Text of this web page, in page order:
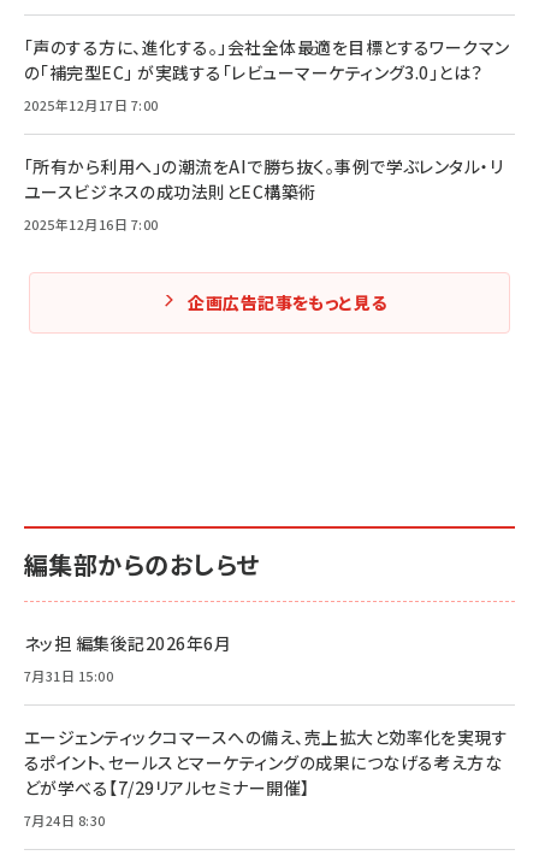
「声のする方に、進化する。」会社全体最適を目標とするワークマン
の「補完型EC」 が実践する「レビューマーケティング3.0」とは？
2025年12月17日 7:00
「所有から利用へ」の潮流をAIで勝ち抜く。事例で学ぶレンタル・リ
ユースビジネスの成功法則とEC構築術
2025年12月16日 7:00
企画広告記事をもっと見る
編集部からのおしらせ
ネッ担 編集後記2026年6月
7月31日 15:00
エージェンティックコマースへの備え、売上拡大と効率化を実現す
るポイント、セールスとマーケティングの成果につなげる考え方な
どが学べる【7/29リアルセミナー開催】
7月24日 8:30